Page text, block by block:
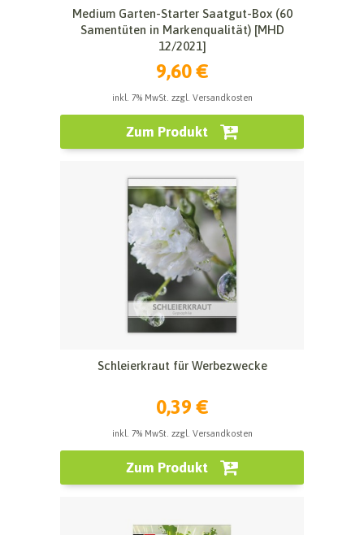
Medium Garten-Starter Saatgut-Box (60
Samentüten in Markenqualität) [MHD
12/2021]
9,60 €
inkl. 7% MwSt. zzgl. Versandkosten
Zum Produkt
Schleierkraut für Werbezwecke
0,39 €
inkl. 7% MwSt. zzgl. Versandkosten
Zum Produkt